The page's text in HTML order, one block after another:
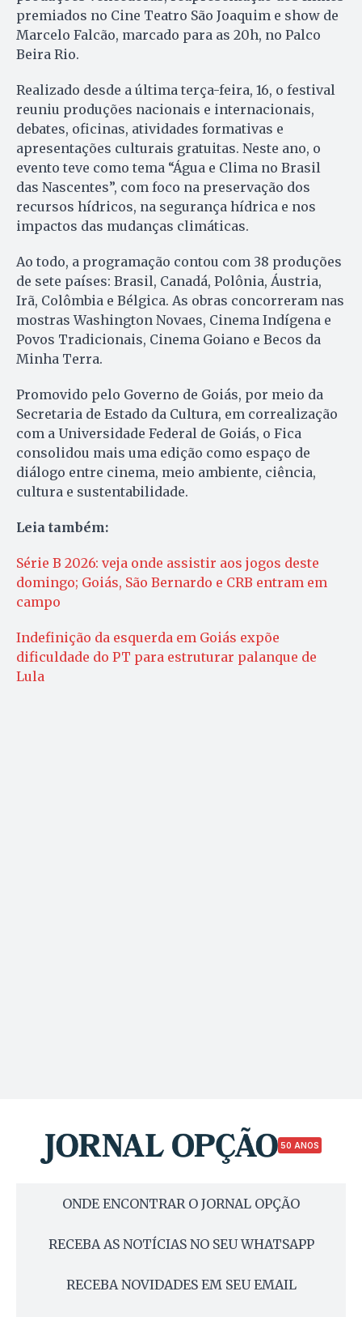
premiados no Cine Teatro São Joaquim e show de
Marcelo Falcão, marcado para as 20h, no Palco
Beira Rio.
Realizado desde a última terça-feira, 16, o festival
reuniu produções nacionais e internacionais,
debates, oficinas, atividades formativas e
apresentações culturais gratuitas. Neste ano, o
evento teve como tema “Água e Clima no Brasil
das Nascentes”, com foco na preservação dos
recursos hídricos, na segurança hídrica e nos
impactos das mudanças climáticas.
Ao todo, a programação contou com 38 produções
de sete países: Brasil, Canadá, Polônia, Áustria,
Irã, Colômbia e Bélgica. As obras concorreram nas
mostras Washington Novaes, Cinema Indígena e
Povos Tradicionais, Cinema Goiano e Becos da
Minha Terra.
Promovido pelo Governo de Goiás, por meio da
Secretaria de Estado da Cultura, em correalização
com a Universidade Federal de Goiás, o Fica
consolidou mais uma edição como espaço de
diálogo entre cinema, meio ambiente, ciência,
cultura e sustentabilidade.
Leia também:
Série B 2026: veja onde assistir aos jogos deste
domingo; Goiás, São Bernardo e CRB entram em
campo
Indefinição da esquerda em Goiás expõe
dificuldade do PT para estruturar palanque de
Lula
50 ANOS
ONDE ENCONTRAR O JORNAL OPÇÃO
RECEBA AS NOTÍCIAS NO SEU WHATSAPP
RECEBA NOVIDADES EM SEU EMAIL